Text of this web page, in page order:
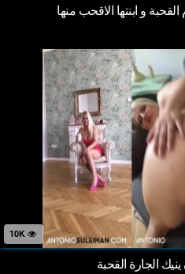
و ابنتها الاقحب منها
الجارة القحبة